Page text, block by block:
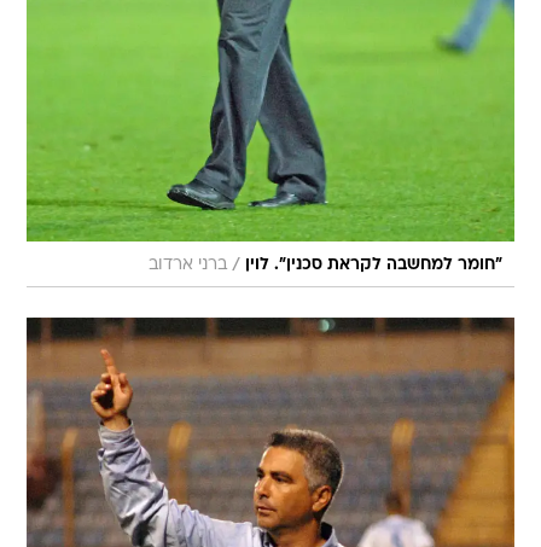
"חומר למחשבה לקראת סכנין". לוין / ברני ארדוב